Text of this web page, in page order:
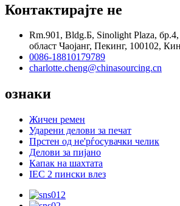
Контактирајте не
Rm.901, Bldg.Б, Sinolight Plaza,
област Чаојанг, Пекинг, 100102,
0086-18810179789
charlotte.cheng@chinasourcing.cn
ознаки
Жичен ремен
Ударени делови за печат
Прстен од не'рѓосувачки челик
Делови за пијано
Капак на шахтата
IEC 2 пински влез